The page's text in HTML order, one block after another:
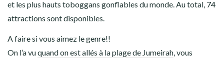
et les plus hauts toboggans gonflables du monde. Au total, 74
attractions sont disponibles.
A faire si vous aimez le genre!!
On l’a vuquand on est allés à la plage de Jumeirah, vous